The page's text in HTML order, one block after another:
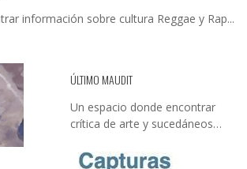
información sobre cultura Reggae y Rap...
ÚLTIMO MAUDIT
Un espacio donde encontrar
crítica de arte y sucedáneos…